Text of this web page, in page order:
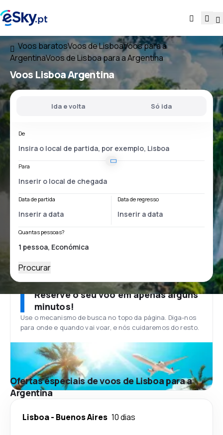
Voos baratosVoos de LisboaVoos para a
ArgentinaVoos de Lisboa para a Argentina
Voos Lisboa Argentina
Ida e volta Só ida
De
Para
Data de partida Data de regresso
Quantas pessoas?
Procurar
Reserve o seu voo em apenas alguns
minutos!
Use o mecanismo de busca no topo da página. Diga-nos
para onde e quando vai voar, e nós cuidaremos do resto.
Ofertas especiais de voos de Lisboa para a
Argentina
Lisboa- Buenos Aires 10 dias